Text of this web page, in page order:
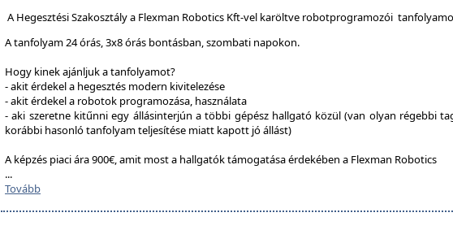
A Hegesztési Szakosztály a Flexman Robotics Kft-vel karöltve robotprogramozói
A tanfolyam 24 órás, 3x8 órás bontásban, szombati napokon.
Hogy kinek ajánljuk a tanfolyamot?
- akit érdekel a hegesztés modern kivitelezése
- akit érdekel a robotok programozása, használata
- aki szeretne kitűnni egy állásinterjún a többi gépész hallgató közül (van olyan régebbi
korábbi hasonló tanfolyam teljesítése miatt kapott jó állást)
A képzés piaci ára 900€, amit most a hallgatók támogatása érdekében a Flexman Robotics
...
Tovább